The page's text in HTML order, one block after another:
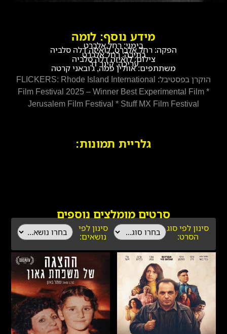
גלריית תמונות:
מידע נוסף: לומה
בימוי: רחל אלברט
הפקה: רחל אלברט, לואיזה דלה סלביה
כתיבה: רחל אלברט
צילום: לואיזה דלה סלביה
עריכה: קינר דר
משתתפים: אוולין פמה, ג'ובאני קרטה
הוקרן בפסטיבל: FLICKERS: Rhode Island International
Film Festival 2025 – Winner Best Experimental Film *
Jerusalem Film Festival * Stuff MX Film Festival
סרטים מומלצים נוספים
סינון לפי
נושאים:
סינון לפי סוג
הסרט: